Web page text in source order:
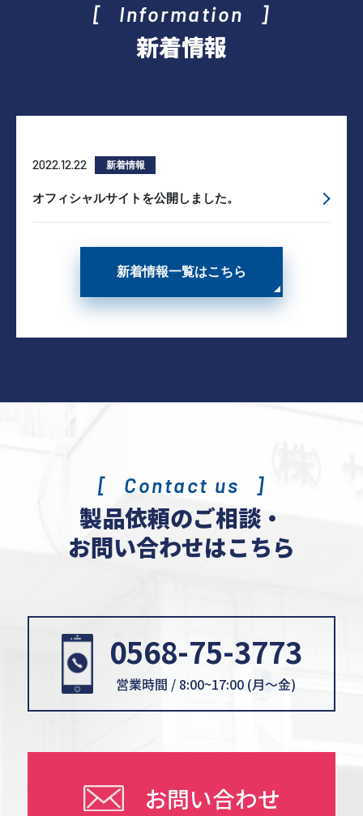
Information
新着情報
2022.12.22 新着情報
オフィシャルサイトを公開しました。
新着情報一覧はこちら
Contact us
製品依頼のご相談・
お問い合わせはこちら
0568-75-3773
営業時間 / 8:00~17:00 (月〜金)
お問い合わせ